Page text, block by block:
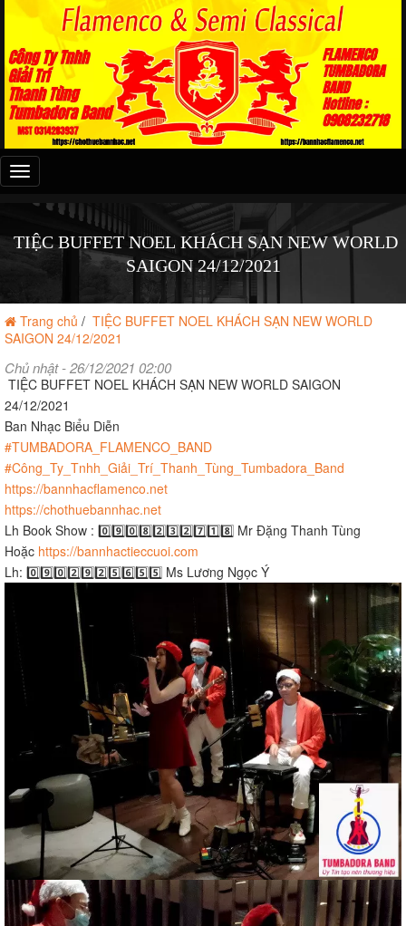
Đây
là
menu
TIỆC BUFFET NOEL KHÁCH SẠN NEW WORLD
SAIGON 24/12/2021
Trang chủ / TIỆC BUFFET NOEL KHÁCH SẠN NEW WORLD
SAIGON 24/12/2021
Chủ nhật - 26/12/2021 02:00
TIỆC BUFFET NOEL KHÁCH SẠN NEW WORLD SAIGON
24/12/2021
Ban Nhạc Biểu Diễn
#TUMBADORA_FLAMENCO_BAND​​​
#Công_Ty_Tnhh_Giải_Trí_Thanh_Tùng_Tumbadora_Band​​​
https://bannhacflamenco.net​​​
https://chothuebannhac.net​​​
Lh Book Show : 0️⃣9️⃣0️⃣8️⃣2️⃣3️⃣2️⃣7️⃣1️⃣8️⃣ Mr Đặng Thanh Tùng
Hoặc https://bannhactieccuoi.com​​​
Lh: 0️⃣9️⃣0️⃣2️⃣9️⃣2️⃣5️⃣6️⃣5️⃣5️⃣ Ms Lương Ngọc Ý